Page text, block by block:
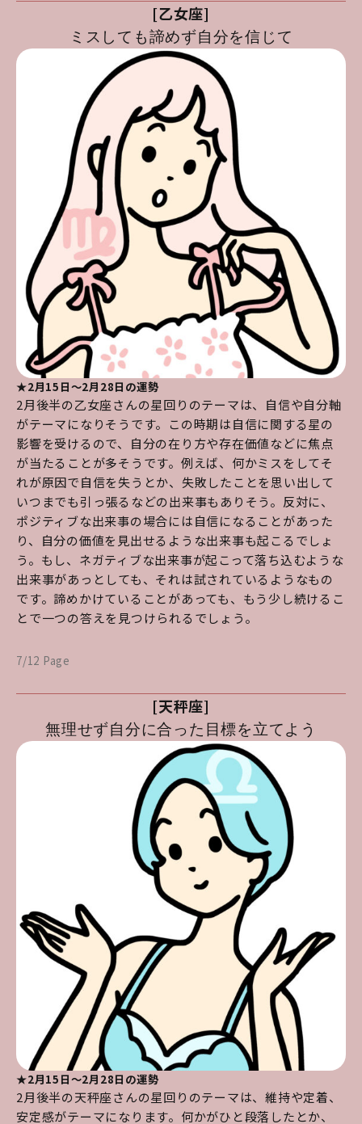
[乙女座]
ミスしても諦めず自分を信じて
★2月15日～2月28日の運勢
2月後半の乙女座さんの星回りのテーマは、自信や自分軸
がテーマになりそうです。この時期は自信に関する星の
影響を受けるので、自分の在り方や存在価値などに焦点
が当たることが多そうです。例えば、何かミスをしてそ
れが原因で自信を失うとか、失敗したことを思い出して
いつまでも引っ張るなどの出来事もありそう。反対に、
ポジティブな出来事の場合には自信になることがあった
り、自分の価値を見出せるような出来事も起こるでしょ
う。もし、ネガティブな出来事が起こって落ち込むような
出来事があっとしても、それは試されているようなもの
です。諦めかけていることがあっても、もう少し続けるこ
とで一つの答えを見つけられるでしょう。
7/12 Page
[天秤座]
無理せず自分に合った目標を立てよう
★2月15日～2月28日の運勢
2月後半の天秤座さんの星回りのテーマは、維持や定着、
安定感がテーマになります。何かがひと段落したとか、